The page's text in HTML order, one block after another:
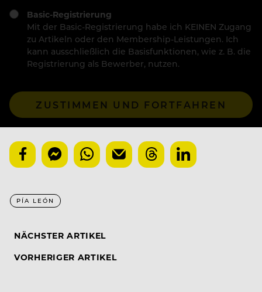
Basic-Registrierung
Mit der Basic-Registrierung habe ich KEINEN Zugang
zu Artikeln oder den Membership-Leistungen. Ich
kann ausschließlich die Basisfunktionen, wie z. B. die
Registrierung als Bewerber, nutzen.
ZUSTIMMEN UND FORTFAHREN
PÍA LEÓN
NÄCHSTER ARTIKEL
VORHERIGER ARTIKEL